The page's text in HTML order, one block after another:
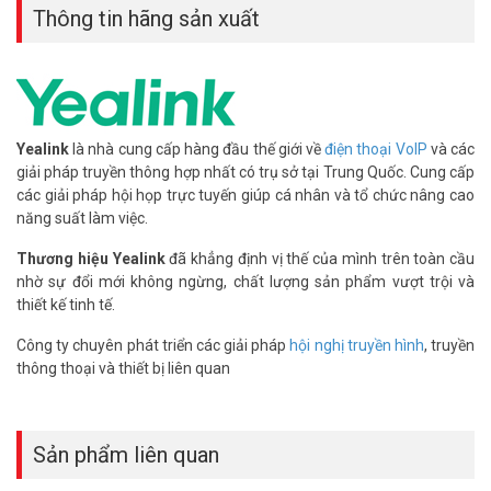
Tính năng mở rộng đa dạng
Hỗ trợ lên đến 16 tài khoản SIP, Yealink SIP-T53W phù hợp cho các
doanh nghiệp có nhu cầu quản lý nhiều đường gọi. Khả năng kết nối
với module mở rộng EXP43 giúp tăng thêm các phím chức năng,
An ninh bảo mật cao cấp
cuộc gọi và dữ liệu. Tính năng xác thực 802.1X và VPN client tăng
cường khả năng bảo vệ thông tin của doanh nghiệp.
Thông tin hãng sản xuất
Yealinklà nhà cung cấp hàng đầu thế giới vềđiện thoại VoIP và các
giải pháp truyền thông hợp nhất có trụ sở tại Trung Quốc. Cung cấp
các giải pháp hội họp trực tuyến giúp cá nhân và tổ chức nâng cao
năng suất làm việc.
Thương hiệu Yealinkđã khẳng định vị thế của mình trên toàn cầu
nhờ sự đổi mới không ngừng, chất lượng sản phẩm vượt trội và
thiết kế tinh tế.
Công ty chuyên phát triển các giải pháphội nghị truyền hình, truyền
thông thoại và thiết bị liên quan
Sản phẩm liên quan